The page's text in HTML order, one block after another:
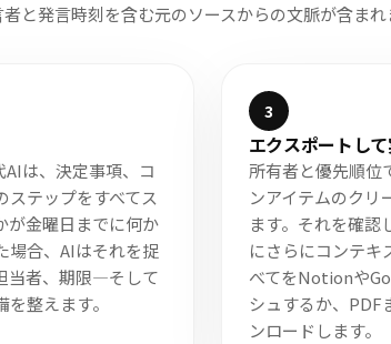
と発言時刻を含む元のソースからの文脈が含まれ
は、決定事項、コ
ステップをすべてス
が金曜日までに何か
場合、AIはそれを捉
当者、期限—そして
整えます。
3
エクスポートし
所有者と優先順位
ンアイテムのクリ
ます。それを確認
にさらにコンテキ
べてをNotionや
シュするか、PDF
ンロードします。